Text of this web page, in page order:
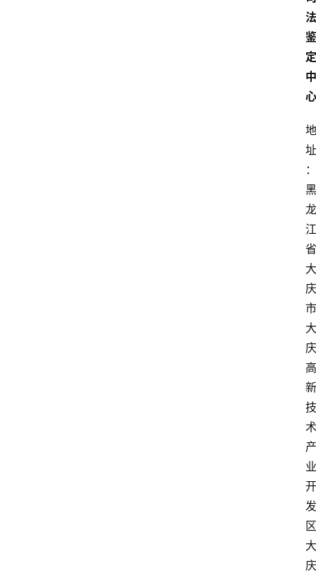
法
鉴
定
中
心
地
址
：
黑
龙
江
省
大
庆
市
大
庆
高
新
技
术
产
业
开
发
区
大
庆